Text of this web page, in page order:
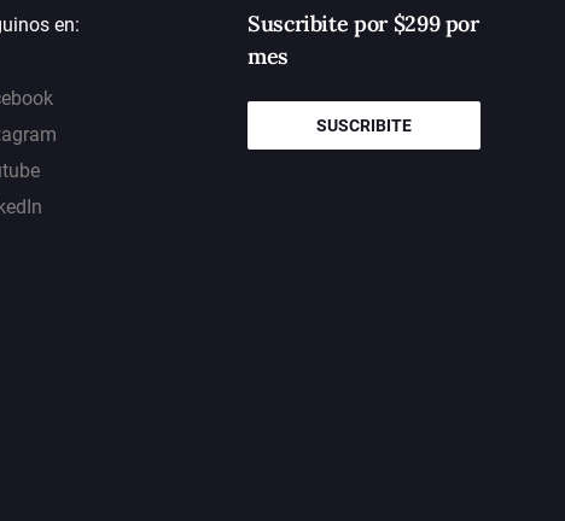
en:
Suscribite por $299 por
mes
SUSCRIBITE